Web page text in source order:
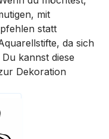
mit
statt
da sich
kannst diese
Dekoration